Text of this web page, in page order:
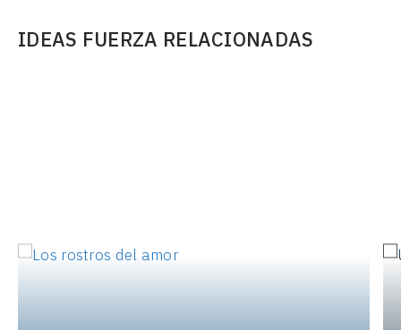
IDEAS FUERZA RELACIONADAS